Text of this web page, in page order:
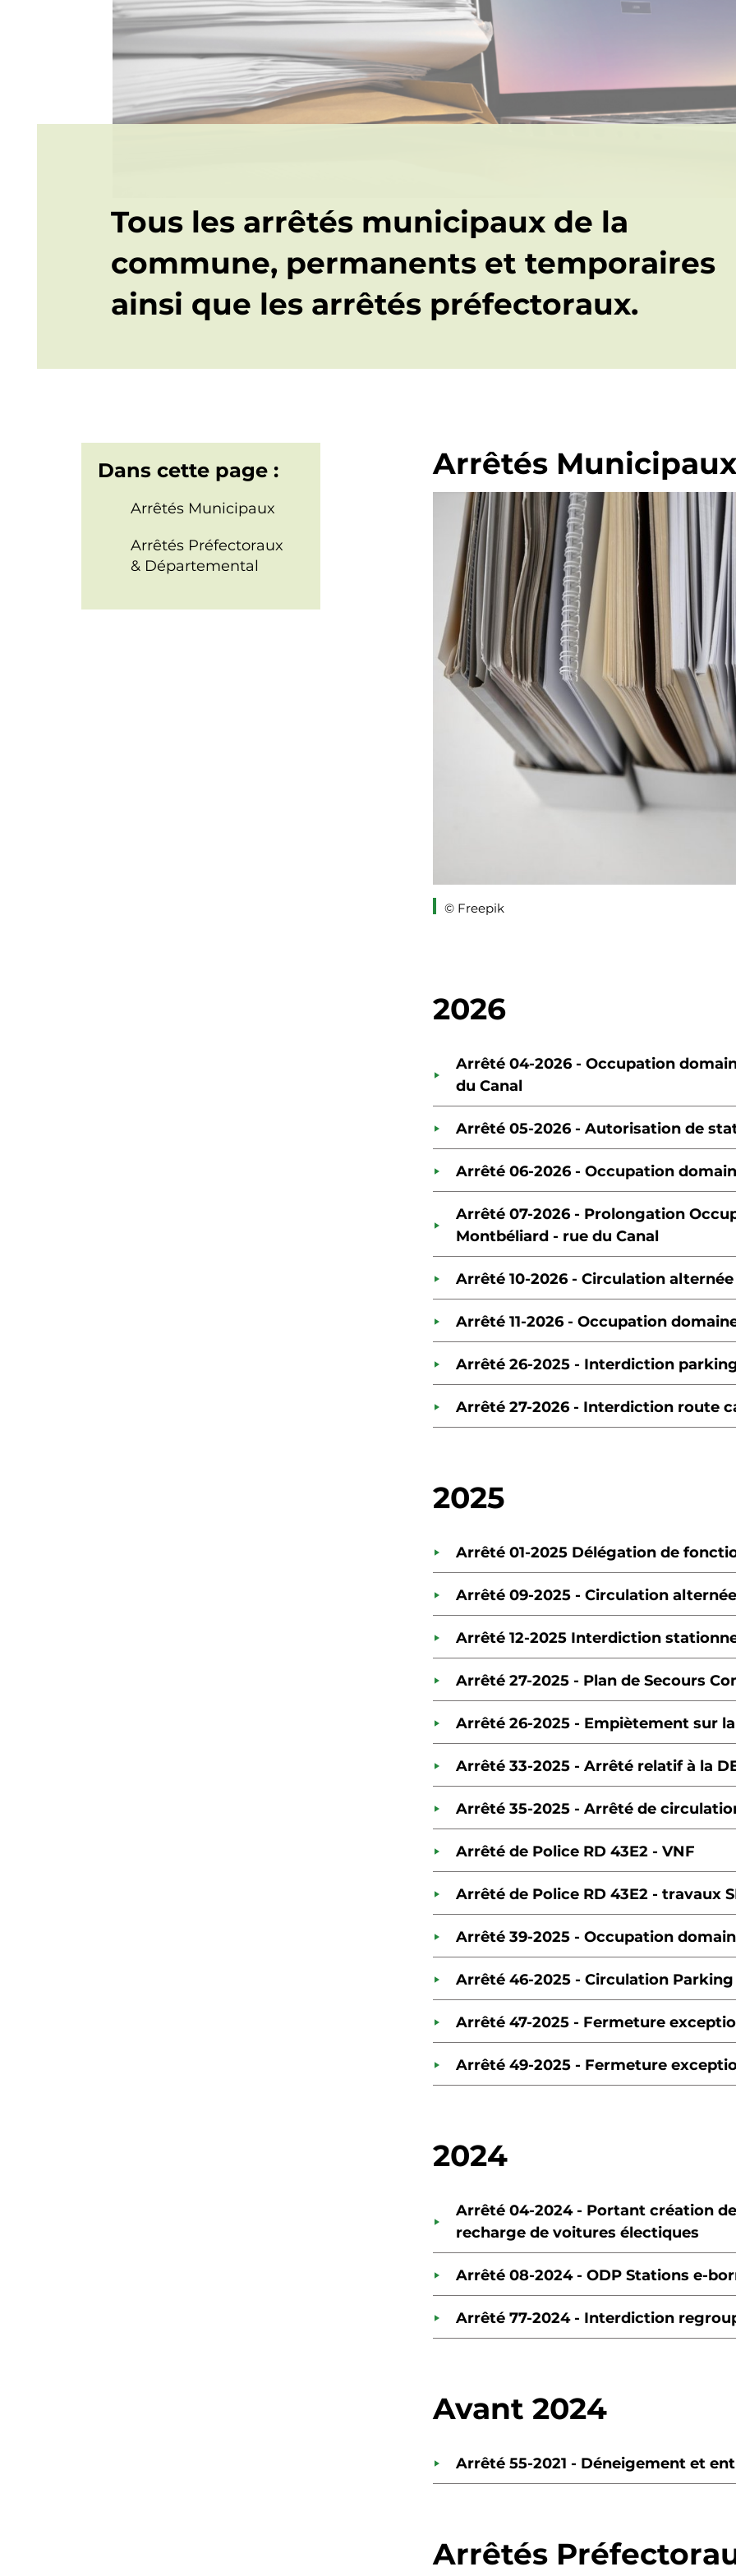
Tous les arrêtés municipaux de la
commune, permanents et temporaires
ainsi que les arrêtés préfectoraux.
Arrêtés Municipaux
© Freepik
2026
Arrêté 04-2026 - Occupation
du Canal
Arrêté 05-2026 - Autorisation de
Arrêté 06-2026 - Occupation
Arrêté 07-2026 - Prolongation
Montbéliard - rue du Canal
Arrêté 10-2026 - Circulation
Arrêté 11-2026 - Occupation
Arrêté 26-2025 - Interdiction parking
Arrêté 27-2026 - Interdiction route
2025
Arrêté 01-2025 Délégation de
Arrêté 09-2025 - Circulation
Arrêté 12-2025 Interdiction
Arrêté 27-2025 - Plan de Secours
Arrêté 26-2025 - Empiètement sur
Arrêté 33-2025 - Arrêté relatif à la
Arrêté 35-2025 - Arrêté de
Arrêté de Police RD 43E2 - VNF
Arrêté de Police RD 43E2 - travaux
Arrêté 39-2025 - Occupation
Arrêté 46-2025 - Circulation
Arrêté 47-2025 - Fermeture
Arrêté 49-2025 - Fermeture
2024
Arrêté 04-2024 - Portant création
recharge de voitures électiques
Arrêté 08-2024 - ODP Stations e-
Arrêté 77-2024 - Interdiction
Avant 2024
Arrêté 55-2021 - Déneigement et
Arrêtés
Dans cette page :
Arrêtés Municipaux
Arrêtés Préfectoraux
& Départemental